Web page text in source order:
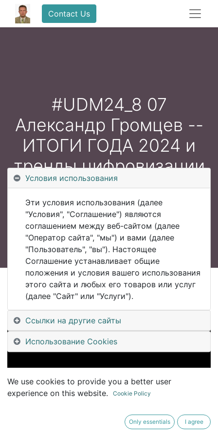
Contact Us
#UDM24_8 07
Александр Громцев --
ИТОГИ ГОДА 2024 и
тренды цифровизации
на 2025
All Blogs
#UDM Уральский Клуб Цифровизации #UralsDigitalMachinery
#UDM24_8 07 Александр Громцев -- ИТОГИ ГОДА 2024 и тренды цифровизации на 2025
Условия использования
Эти условия использования (далее
"Условия", "Соглашение") являются
соглашением между веб-сайтом (далее
"Оператор сайта", "мы") и вами (далее
"Пользователь", "вы"). Настоящее
Соглашение устанавливает общие
положения и условия вашего использования
этого сайта и любых его товаров или услуг
(далее "Сайт" или "Услуги").
Ссылки на другие сайты
Использование Cookies
We use cookies to provide you a better user
experience on this website.
Cookie Policy
Only essentials I agree